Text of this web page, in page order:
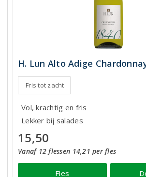
H. Lun Alto Adige
Fris tot zacht
Vol, krachtig en fris
Lekker bij salades
15,50
Vanaf 12 flessen 14,21 per fles
Fles